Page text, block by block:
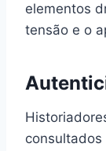
elementos
tensão e o